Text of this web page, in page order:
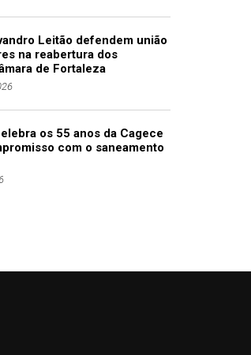
Leitão defendem união
na reabertura dos
de Fortaleza
os 55 anos da Cagece
com o saneamento